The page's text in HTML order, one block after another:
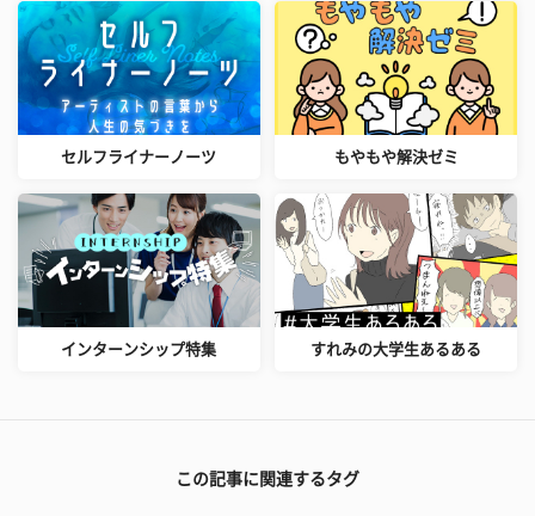
セルフライナーノーツ もやもや解決ゼミ
インターンシップ特集 すれみの大学生あるある
この記事に関連するタグ